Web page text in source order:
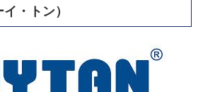
・トン）